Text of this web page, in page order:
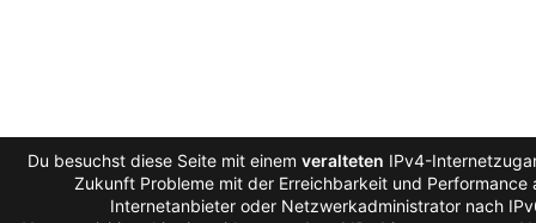
Du besuchst diese Seite mit einem veralteten IPv4-
Zukunft Probleme mit der Erreichbarkeit und Performance
Internetanbieter oder Netzwerkadministrator nach